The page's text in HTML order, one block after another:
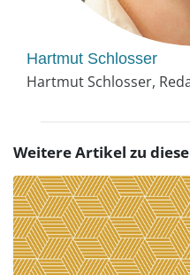
Hartmut Schlosser
Hartmut Schlosser,
Weitere Artikel zu